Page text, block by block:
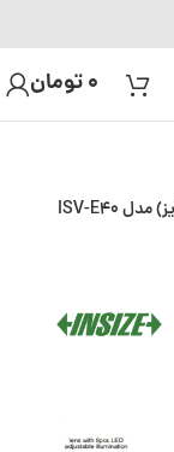
0تومان